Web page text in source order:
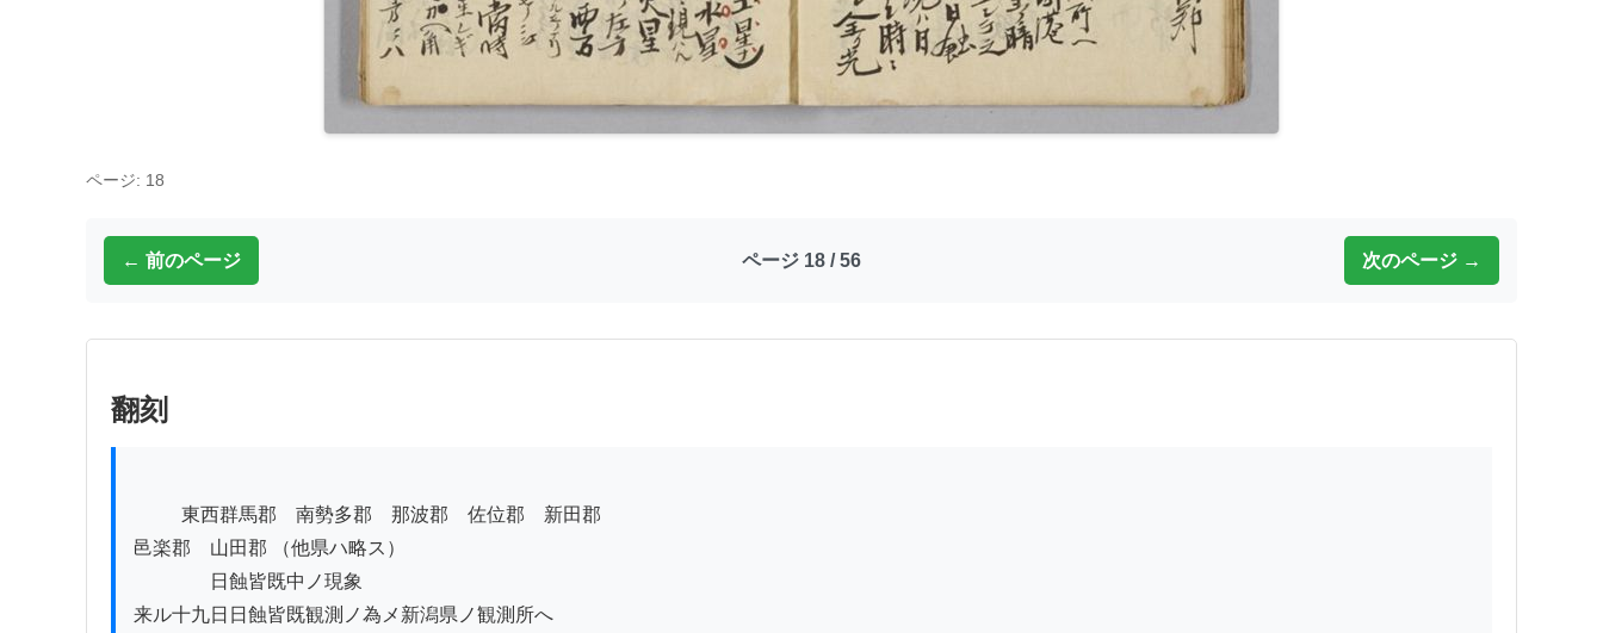
ページ: 18
← 前のページ ページ 18 / 56 次のページ →
翻刻
邑楽郡　山田郡 （他県ハ略ス）
日蝕皆既中ノ現象
来ル十九日日蝕皆既観測ノ為メ新潟県ノ観測所へ